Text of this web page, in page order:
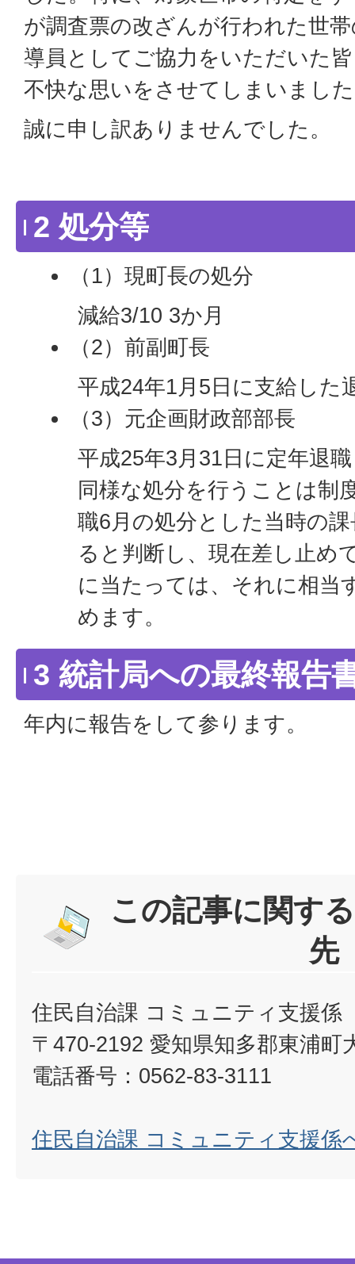
が調査票の改ざんが行われた世
導員としてご協力をいただいた
不快な思いをさせてしまいまし
誠に申し訳ありませんでした。
2 処分等
（1）現町長の処分
減給3/10 3か月
（2）前副町長
平成24年1月5日に支給した
（3）元企画財政部部長
平成25年3月31日に定年退
同様な処分を行うことは制
職6月の処分とした当時の
ると判断し、現在差し止め
に当たっては、それに相当
めます。
3 統計局への最終報告
年内に報告をして参ります。
この記事に関す
先
住民自治課 コミュニティ支援係
〒470-2192 愛知県知多郡東浦町
電話番号：0562-83-3111
住民自治課 コミュニティ支援係